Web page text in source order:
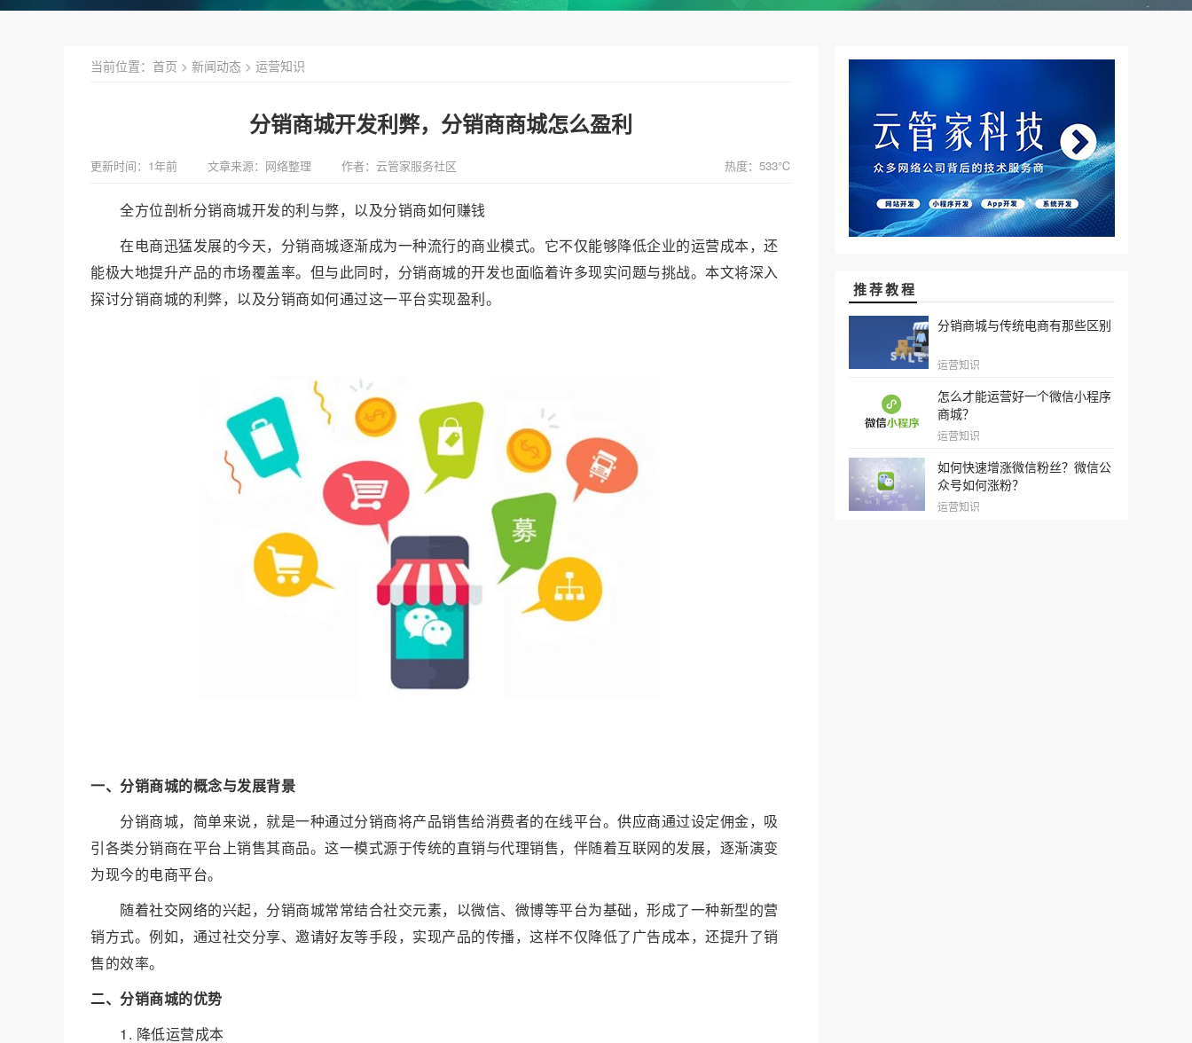
当前位置： 首页 > 新闻动态 > 运营知识
分销商城开发利弊，分销商商城怎么盈利
更新时间：1年前 文章来源：网络整理 作者：云管家服务社区 热度：533℃
全方位剖析分销商城开发的利与弊，以及分销商如何赚钱
在电商迅猛发展的今天，分销商城逐渐成为一种流行的商业模式。它不仅能够降低企业的运营成本，还
能极大地提升产品的市场覆盖率。但与此同时，分销商城的开发也面临着许多现实问题与挑战。本文将深入
探讨分销商城的利弊，以及分销商如何通过这一平台实现盈利。
一、分销商城的概念与发展背景
分销商城，简单来说，就是一种通过分销商将产品销售给消费者的在线平台。 供应商通过设定佣金，吸
引各类分销商在平台上销售其商品。这一模式源于传统的直销与代理销售，伴随着互联网的发展，逐渐演变
为现今的电商平台。
随着社交网络的兴起，分销商城常常结合社交元素，以微信、微博等平台为基础，形成了一种新型的营
销方式。例如，通过社交分享、邀请好友等手段，实现产品的传播，这样不仅降低了广告成本，还提升了销
售的效率。
二、分销商城的优势
1. 降低运营成本
推荐教程
分销商城与传统电商有那些区别
运营知识
怎么才能运营好一个微信小程序
商城？
运营知识
如何快速增涨微信粉丝？微信公
众号如何涨粉？
运营知识